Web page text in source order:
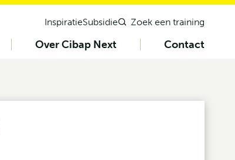
InspiratieSubsidie Zoek een training
Over Cibap Next Contact